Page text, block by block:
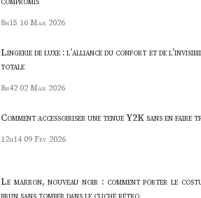
8h15 16 Mar 2026
Lingerie de luxe : l’alliance du confort et de
totale
8h42 02 Mar 2026
Comment accessoiriser une tenue Y2K sans en faire
12h14 09 Fév 2026
Le marron, nouveau noir : comment porter le
brun sans tomber dans le cliché rétro